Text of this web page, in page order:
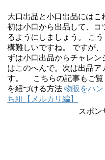
大口出品と小口出品には
初は小口から出品して、コ
るようにしましょう。 こ
構難しいですね。 ですが
ずは小口出品からチャレン
はこのへんで。次は出品ア
す。 こちらの記事もご覧
を紐づける方法 物販をハ
ち組【メルカリ編】
スポン